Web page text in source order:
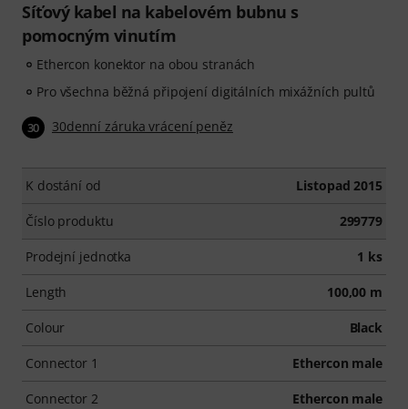
Síťový kabel na kabelovém bubnu s
pomocným vinutím
Ethercon konektor na obou stranách
Pro všechna běžná připojení digitálních mixážních pultů
30 30denní záruka vrácení peněz
K dostání od Listopad 2015
Číslo produktu 299779
Prodejní jednotka 1 ks
Length 100,00 m
Colour Black
Connector 1 Ethercon male
Connector 2 Ethercon male